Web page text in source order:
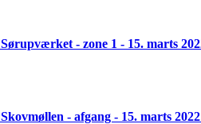
Sørupværket - zone 1 - 15. marts
Skovmøllen - afgang - 15. marts 2022